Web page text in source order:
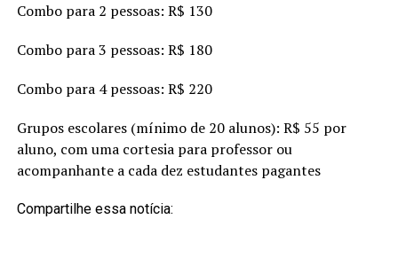
Combo para 2 pessoas: R$ 130
Combo para 3 pessoas: R$ 180
Combo para 4 pessoas: R$ 220
Grupos escolares (mínimo de 20 alunos): R$ 55 por
aluno, com uma cortesia para professor ou
acompanhante a cada dez estudantes pagantes
Compartilhe essa notícia: